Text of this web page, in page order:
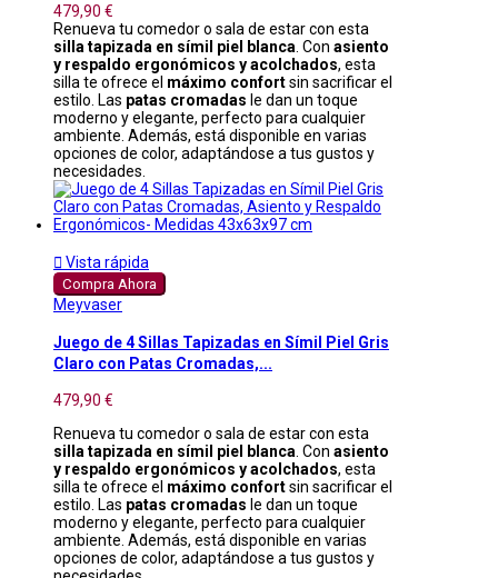
479,90 €
Renueva tu comedor o sala de estar con esta
silla tapizada en símil piel blanca . Con asiento
y respaldo ergonómicos y acolchados, esta
silla te ofrece el máximo confortsin sacrificar el
estilo. Las patas cromadas le dan un toque
moderno y elegante, perfecto para cualquier
ambiente. Además, está disponible en varias
opciones de color, adaptándose a tus gustos y
necesidades.
 Vista rápida
Compra Ahora
Meyvaser
Juego de 4 Sillas Tapizadas en Símil Piel Gris
Claro con Patas Cromadas,...
479,90 €
Renueva tu comedor o sala de estar con esta
silla tapizada en símil piel blanca. Con asiento
y respaldo ergonómicos y acolchados, esta
silla te ofrece el máximo confortsin sacrificar el
estilo. Las patas cromadas le dan un toque
moderno y elegante, perfecto para cualquier
ambiente. Además, está disponible en varias
opciones de color, adaptándose a tus gustos y